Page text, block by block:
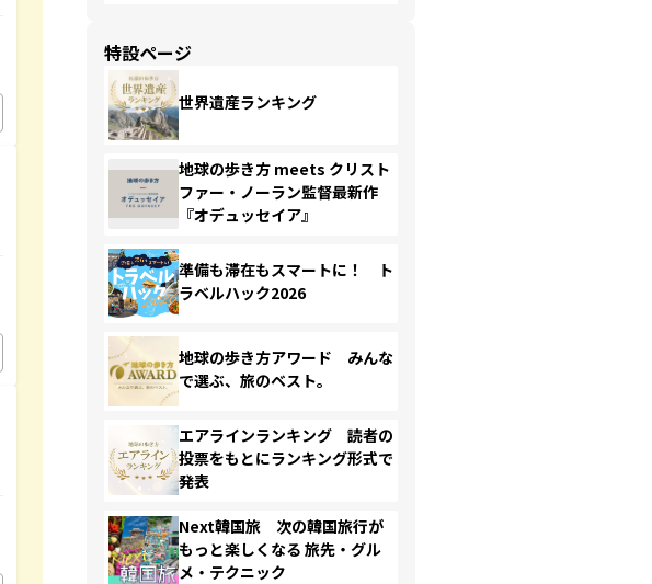
特設ページ
世界遺産ランキング
地球の歩き方 meets クリスト
ファー・ノーラン監督最新作
『オデュッセイア』
準備も滞在もスマートに！ ト
ラベルハック2026
地球の歩き方アワード みんな
で選ぶ、旅のベスト。
エアラインランキング 読者の
投票をもとにランキング形式で
発表
Next韓国旅 次の韓国旅行が
もっと楽しくなる 旅先・グル
メ・テクニック